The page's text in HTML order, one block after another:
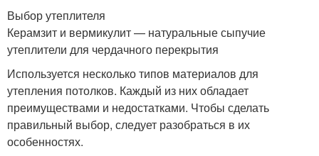
Выбор утеплителя
Керамзит и вермикулит — натуральные сыпучие
утеплители для чердачного перекрытия
Используется несколько типов материалов для
утепления потолков. Каждый из них обладает
преимуществами и недостатками. Чтобы сделать
правильный выбор, следует разобраться в их
особенностях.